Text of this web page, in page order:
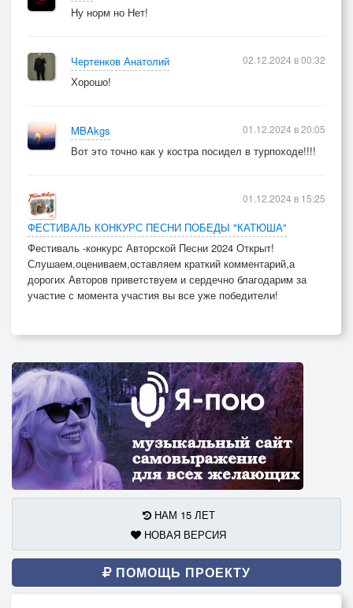
Ну норм но Нет!
Чертенков Анатолий
Хорошо!
02.12.2024 в 00:32
MBAkgs
Вот это точно как у костра посидел в турпоходе!!!!
01.12.2024 в 20:05
ФЕСТИВАЛЬ КОНКУРС ПЕСНИ ПОБЕДЫ "КАТЮША"
Фестиваль -конкурс Авторской Песни 2024 Открыт!
Слушаем,оцениваем,оставляем краткий комментарий,а
дорогих Авторов приветствуем и сердечно благодарим за
участие с момента участия вы все уже победители!
01.12.2024 в 15:25
НАМ 15 ЛЕТ
НОВАЯ ВЕРСИЯ
ПОМОЩЬ ПРОЕКТУ